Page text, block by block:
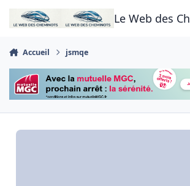
Aller au contenu
Le Web des
Accueil jsmqe